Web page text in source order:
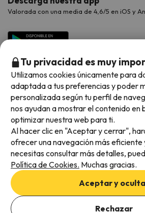
Añade las fechas para comprobar la
Valorada con una media de 4,6/5 en iOS y
Métodos de pago disponibles
Condiciones generales
Privacidad de datos
Política de cookies
Tu privacidad es muy
Utilizamos cookies únicamente para
adaptada a tus preferencias y poder
personalizada según tu perfil de
nos ayudan a mostrar el contenido en
optimizar nuestra web para ti.
Al hacer clic en "Aceptar y cerrar",
ofrecer una navegación más eficiente
necesitas consultar más detalles,
Política de Cookies. Muchas gracias.
Aceptar y
Rechazar